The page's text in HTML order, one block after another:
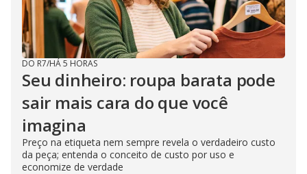
DO R7/HÁ 5 HORAS
Seu dinheiro: roupa barata pode
sair mais cara do que você
imagina
Preço na etiqueta nem sempre revela o verdadeiro custo
da peça; entenda o conceito de custo por uso e
economize de verdade